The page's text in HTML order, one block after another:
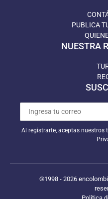
PUBLICA
NUESTRA
Al registrarte, aceptas nuestros
©1998 - 2026